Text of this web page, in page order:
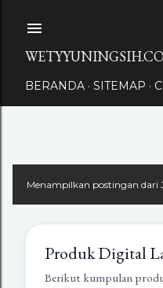
BERANDA SITEMAP
Menampilkan postingan dari
Produk Digital
Berikut kumpulan